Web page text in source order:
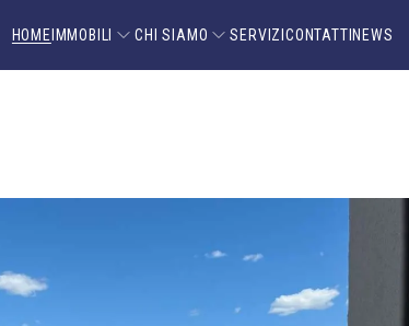
HOME IMMOBILI CHI SIAMO SERVIZICONTATTI NEWS